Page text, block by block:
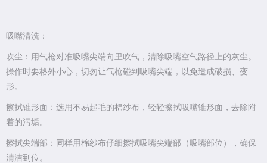
吸嘴清洗：
吹尘：用气枪对准吸嘴尖端向里吹气，清除吸嘴空气路径上的灰尘。
操作时要格外小心，切勿让气枪碰到吸嘴尖端，以免造成破损、变
形。
擦拭锥形面：选用不易起毛的棉纱布，轻轻擦拭吸嘴锥形面，去除附
着的污垢。
擦拭尖端部：同样用棉纱布仔细擦拭吸嘴尖端部（吸嘴部位），确保
清洁到位。